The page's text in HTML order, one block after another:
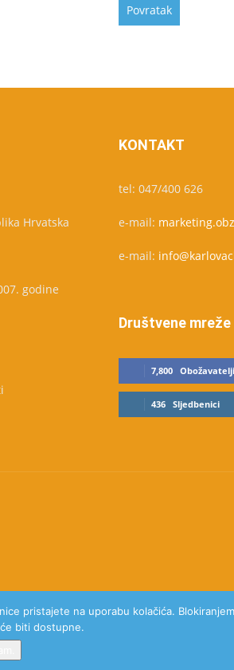
Hrvatska
godine
KONTAKT
tel: 047/400 626
e-mail:
e-mail:
Društvene mreže
7,800 Obožavatelji
436 Sljedbenici
pristajete na uporabu kolačića.
biti dostupne.